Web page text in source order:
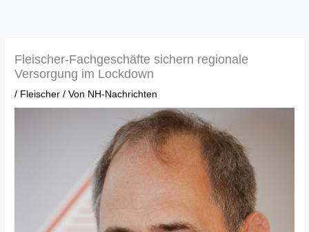
Fleischer-Fachgeschäfte sichern regionale
Versorgung im Lockdown
/ Fleischer / Von NH-Nachrichten